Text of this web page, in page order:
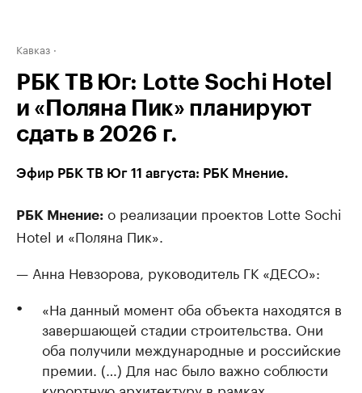
Кавказ
РБК ТВ Юг: Lotte Sochi Hotel
и «Поляна Пик» планируют
сдать в 2026 г.
Эфир РБК ТВ Юг 11 августа: РБК Мнение.
РБК Мнение: о реализации проектов Lotte Sochi
Hotel и «Поляна Пик».
— Анна Невзорова, руководитель ГК «ДЕСО»:
«На данный момент оба объекта находятся в
завершающей стадии строительства. Они
оба получили международные и российские
премии. (…) Для нас было важно соблюсти